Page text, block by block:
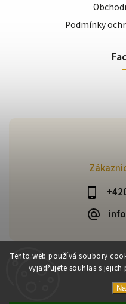
Tento web používá soubory
vyjadřujete souhlas s
Podmínky
Copyright 2026ESHOP
Vytvořil